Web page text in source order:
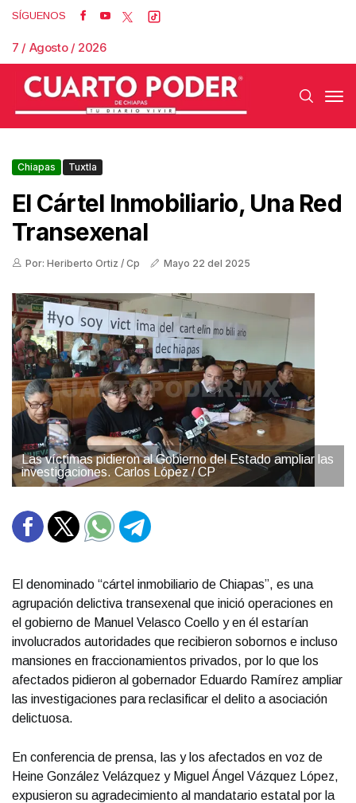
SÍGUENOS
7 / Agosto / 2026
Chiapas Tuxtla
El Cártel Inmobiliario, Una Red
Transexenal
Por: Heriberto Ortiz / Cp Mayo 22 del 2025
Las víctimas pidieron al Gobierno del Estado ampliar las
investigaciones. Carlos López / CP
El denominado “cártel inmobiliario de Chiapas”, es una
agrupación delictiva transexenal que inició operaciones en
el gobierno de Manuel Velasco Coello y en él estarían
involucrados autoridades que recibieron sobornos e incluso
mansiones en fraccionamientos privados, por lo que los
afectados pidieron al gobernador Eduardo Ramírez ampliar
las investigaciones para reclasificar el delito a asociación
delictuosa.
En conferencia de prensa, las y los afectados en voz de
Heine González Velázquez y Miguel Ángel Vázquez López,
expusieron su agradecimiento al mandatario estatal por la